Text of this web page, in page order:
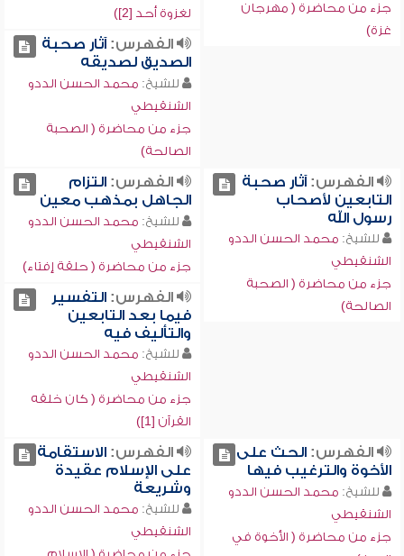
جزء من محاضرة ( مهرجان
غزة)
لغزوة أحد [2])
الفهرس:آثار صحبة
الصديق لصديقه
للشيخ: محمد الحسن الددو
الشنقيطي
جزء من محاضرة ( الصحبة
الصالحة)
الفهرس:آثار صحبة
التابعين لأصحاب
رسول الله
للشيخ: محمد الحسن الددو
الشنقيطي
جزء من محاضرة ( الصحبة
الصالحة)
الفهرس:التزام
الجاهل بمذهب معين
للشيخ: محمد الحسن الددو
الشنقيطي
جزء من محاضرة ( حلقة إفتاء)
الفهرس:التفسير
فيما بعد التابعين
والتأليف فيه
للشيخ: محمد الحسن الددو
الشنقيطي
جزء من محاضرة ( كان خلقه
القرآن [1])
الفهرس:الحث على
الأخوة والترغيب فيها
للشيخ: محمد الحسن الددو
الشنقيطي
جزء من محاضرة ( الأخوة في
الفهرس:الاستقامة
على الإسلام عقيدة
وشريعة
للشيخ: محمد الحسن الددو
الشنقيطي